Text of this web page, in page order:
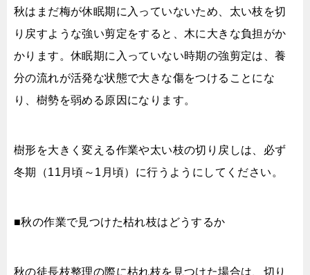
秋はまだ梅が休眠期に入っていないため、太い枝を切
り戻すような強い剪定をすると、木に大きな負担がか
かります。休眠期に入っていない時期の強剪定は、養
分の流れが活発な状態で大きな傷をつけることにな
り、樹勢を弱める原因になります。
樹形を大きく変える作業や太い枝の切り戻しは、必ず
冬期（11月頃～1月頃）に行うようにしてください。
■秋の作業で見つけた枯れ枝はどうするか
秋の徒長枝整理の際に枯れ枝を見つけた場合は、切り